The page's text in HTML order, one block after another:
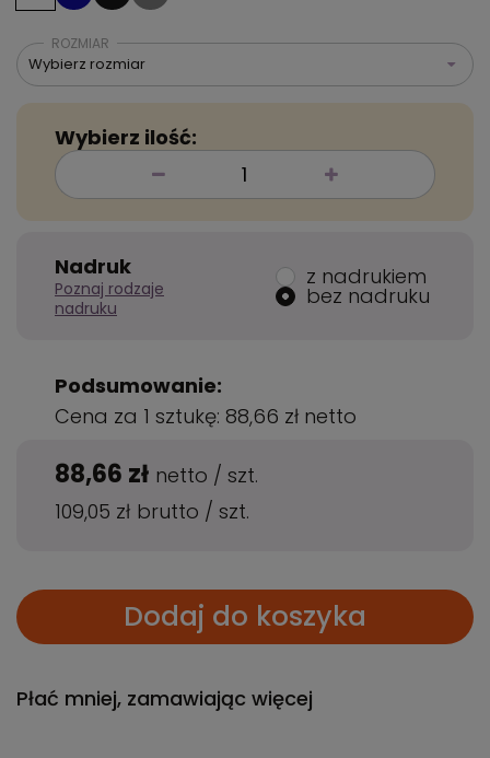
ROZMIAR
Wybierz rozmiar
Wybierz ilość:
Nadruk
Poznaj rodzaje
nadruku
z nadrukiem
bez nadruku
Podsumowanie:
Cena za 1 sztukę: 88,66 zł netto
88,66 zł netto / szt.
109,05 zł brutto / szt.
Dodaj do koszyka
Płać mniej, zamawiając więcej